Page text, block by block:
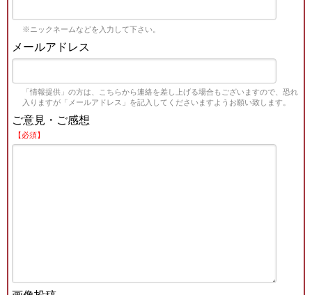
※ニックネームなどを入力して下さい。
メールアドレス
「情報提供」の方は、こちらから連絡を差し上げる場合もございますので、恐れ
入りますが「メールアドレス」を記入してくださいますようお願い致します。
ご意見・ご感想
【必須】